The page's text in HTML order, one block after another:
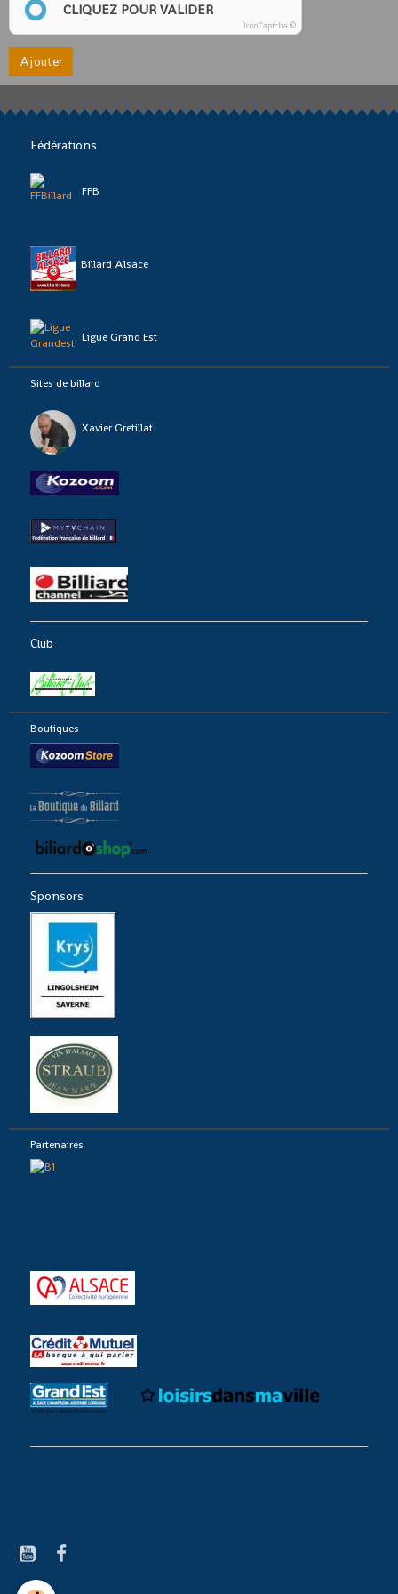
CLIQUEZ POUR VALIDER
IconCaptcha ©
Ajouter
Fédérations
FFB
Billard Alsace
Ligue Grand Est
Sites de billard
Xavier Gretillat
Club
Boutiques
Sponsors
Partenaires